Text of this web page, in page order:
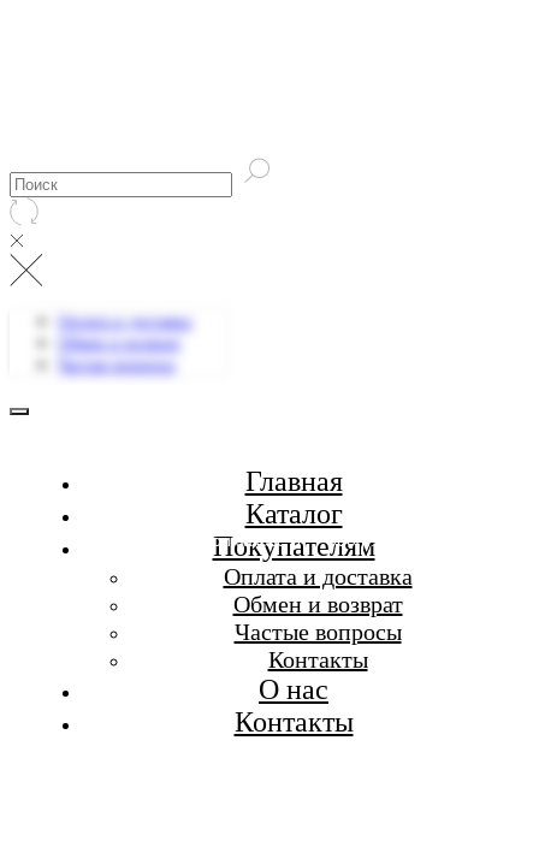
Бесплатная доставка при заказе от 7 000 р.
Оплата и доставка
Обмен и возврат
Частые вопросы
Главная
Каталог
Покупателям
Оплата и доставка
Обмен и возврат
Частые вопросы
Контакты
О нас
Контакты